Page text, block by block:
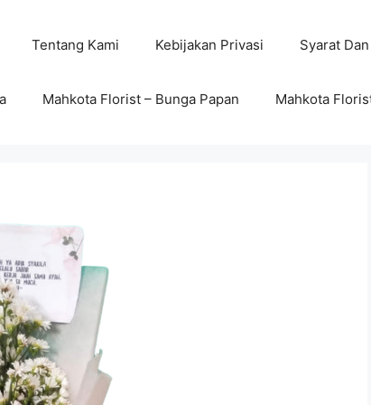
Tentang Kami Kebijakan Privasi Syarat
Mahkota Florist – Bunga Papan Mahkota